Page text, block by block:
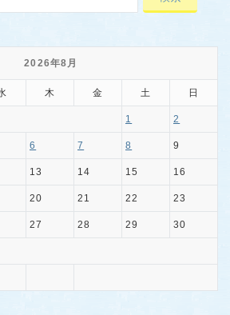
2026年8月
木 金 土 日
1 2
6 7 8 9
13 14 15 16
20 21 22 23
27 28 29 30